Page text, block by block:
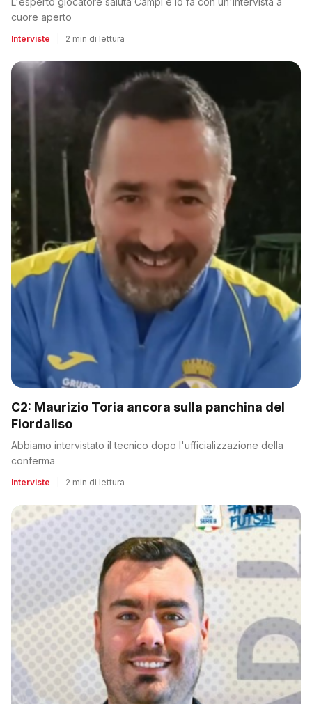
cuore aperto
Interviste 2 min di lettura
C2: Maurizio Toria ancora sulla panchina del
Fiordaliso
Abbiamo intervistato il tecnico dopo l'ufficializzazione della
conferma
Interviste 2 min di lettura